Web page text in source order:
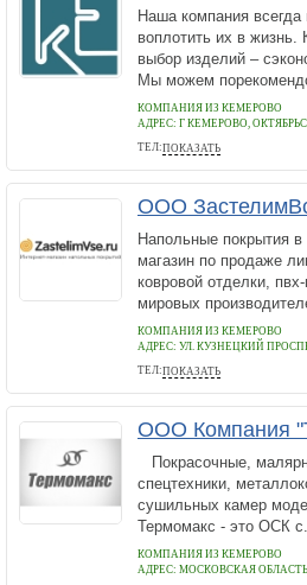
Наша компания всегда
воплотить их в жизнь.
выбор изделий –
Мы можем
КОМПАНИЯ ИЗ КЕМЕРОВО
АДРЕС: Г КЕМЕРОВО,
ТЕЛ:ПОКАЗАТЬ
+79133000000
ООО
Напольные покрытия
магазин по продаже
ковровой отделки,
мировых
КОМПАНИЯ ИЗ КЕМЕРОВО
АДРЕС: УЛ. КУЗНЕЦКИЙ
ТЕЛ:ПОКАЗАТЬ
+7 384 2777531
ООО Компания
Покрасочные,
спецтехники,
сушильных камер
Термомакс - это ОСК
КОМПАНИЯ ИЗ КЕМЕРОВО
АДРЕС: МОСКОВСКАЯ